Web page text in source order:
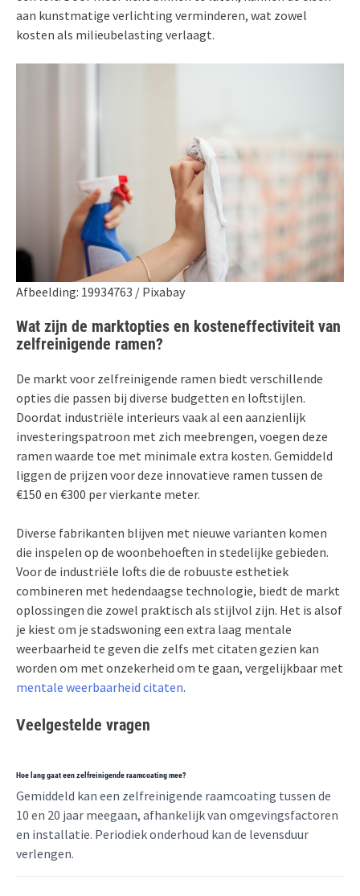
aan kunstmatige verlichting verminderen, wat zowel
kosten als milieubelasting verlaagt.
Afbeelding: 19934763 / Pixabay
Wat zijn de marktopties en kosteneffectiviteit van
zelfreinigende ramen?
De markt voor zelfreinigende ramen biedt verschillende
opties die passen bij diverse budgetten en loftstijlen.
Doordat industriële interieurs vaak al een aanzienlijk
investeringspatroon met zich meebrengen, voegen deze
ramen waarde toe met minimale extra kosten. Gemiddeld
liggen de prijzen voor deze innovatieve ramen tussen de
€150 en €300 per vierkante meter.
Diverse fabrikanten blijven met nieuwe varianten komen
die inspelen op de woonbehoeften in stedelijke gebieden.
Voor de industriële lofts die de robuuste esthetiek
combineren met hedendaagse technologie, biedt de markt
oplossingen die zowel praktisch als stijlvol zijn. Het is alsof
je kiest om je stadswoning een extra laag mentale
weerbaarheid te geven die zelfs met citaten gezien kan
worden om met onzekerheid om te gaan, vergelijkbaar met
mentale weerbaarheid citaten.
Veelgestelde vragen
Hoe lang gaat een zelfreinigende raamcoating mee?
Gemiddeld kan een zelfreinigende raamcoating tussen de
10 en 20 jaar meegaan, afhankelijk van omgevingsfactoren
en installatie. Periodiek onderhoud kan de levensduur
verlengen.